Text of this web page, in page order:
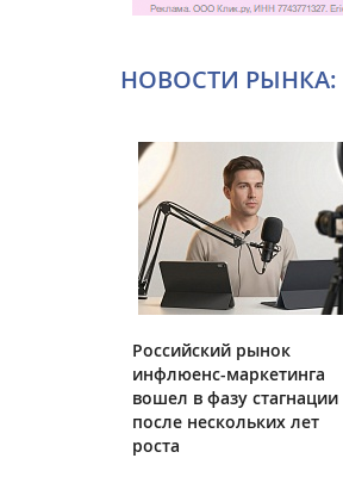
НОВОСТИ РЫНКА:
Российский рынок
инфлюенс-маркетинга
вошел в фазу стагнации
после нескольких лет
роста